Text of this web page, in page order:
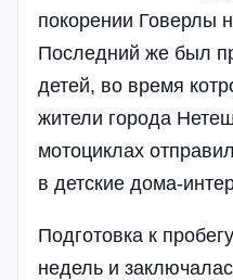
покорении Говерлы
Последний же был
детей, во время
жители города
мотоциклах
в детские дома-
Подготовка к
недель и